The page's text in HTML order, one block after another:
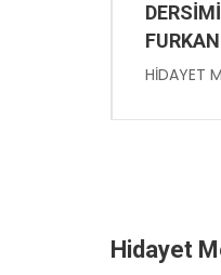
HİDAYET
Hidayet